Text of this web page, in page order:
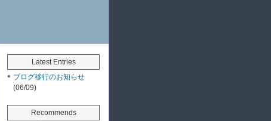
Latest Entries
ブログ移行のお知らせ
(06/09)
Recommends